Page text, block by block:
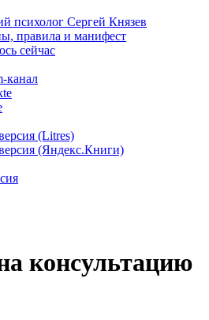
психолог Сергей Князев
правила и манифест
сейчас
канал
(Litres)
(Яндекс.Книги)
консультацию